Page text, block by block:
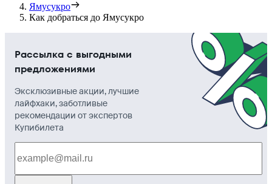
Ямусукро
Как добраться до Ямусукро
Рассылка с выгодными
предложениями
Эксклюзивные акции, лучшие
лайфхаки, заботливые
рекомендации от экспертов
Купибилета